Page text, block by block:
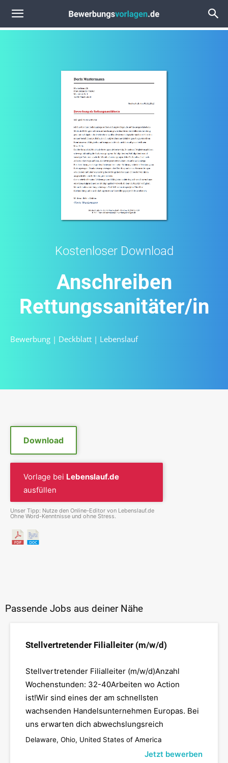
Kostenloser Download
Anschreiben
Rettungssanitäter/in
Bewerbung | Deckblatt | Lebenslauf
Download
Vorlage bei Lebenslauf.de
ausfüllen
Unser Tipp: Nutze den Online-Editor von Lebenslauf.de
Ohne Word-Kenntnisse und ohne Stress.
Passende Jobs aus deiner Nähe
Stellvertretender Filialleiter (m/w/d)
Stellvertretender Filialleiter (m/w/d)Anzahl
Wochenstunden: 32-40Arbeiten wo Action
ist!Wir sind eines der am schnellsten
wachsenden Handelsunternehmen Europas. Bei
uns erwarten dich abwechslungsreich
Delaware, Ohio, United States of America
Jetzt bewerben